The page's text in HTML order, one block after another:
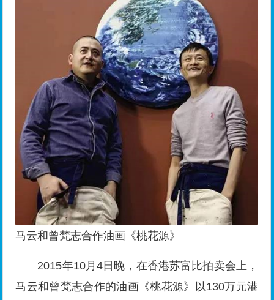
马云和曾梵志合作油画《桃花源》
2015年10月4日晚，在香港苏富比拍卖会上，
马云和曾梵志合作的油画《桃花源》以130万元港